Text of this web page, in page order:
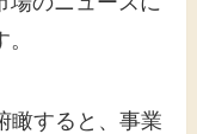
瞰すると、事業